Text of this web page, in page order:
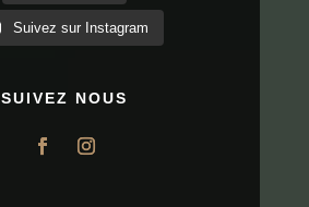
Suivez sur Instagram
SUIVEZ NOUS